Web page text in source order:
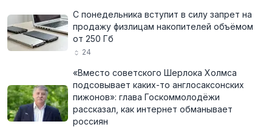
С понедельника вступит в силу запрет на
продажу физлицам накопителей объёмом
от 250 Гб
24
«Вместо советского Шерлока Холмса
подсовывает каких-то англосаксонских
пижонов»: глава Госкоммолодёжи
рассказал, как интернет обманывает
россиян